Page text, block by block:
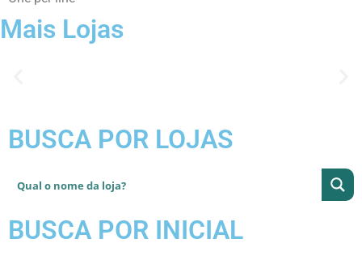
Mais Lojas
BUSCA POR LOJAS
BUSCA POR INICIAL